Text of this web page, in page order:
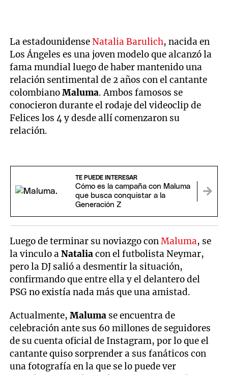
La estadounidenseNatalia Barulich, nacida en
Los Ángeles es una joven modelo que alcanzó la
fama mundial luego de haber mantenido una
relación sentimental de 2 años con el cantante
colombianoMaluma. Ambos famosos se
conocieron durante el rodaje del videoclip de
Felices los 4 y desde allí comenzaron su
relación.
TE PUEDE INTERESAR
Cómo es la campaña con Maluma
que busca conquistar a la
Generación Z
Luego de terminar su noviazgo conMaluma, se
la vinculo aNataliacon el futbolista Neymar,
pero la DJ salió a desmentir la situación,
confirmando que entre ella y el delantero del
PSG no existía nada más que una amistad.
Actualmente,Maluma se encuentra de
celebración ante sus 60 millones de seguidores
de su cuenta oficial de Instagram, por lo que el
cantante quiso sorprender a sus fanáticos con
una fotografía en la que se lo puede ver